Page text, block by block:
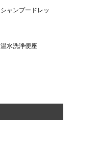
シャンプードレッ
温水洗浄便座